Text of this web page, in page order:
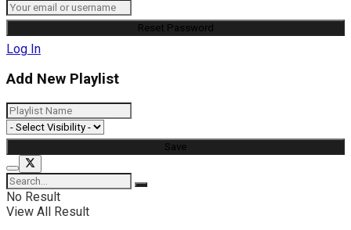
Log In
Add New Playlist
No Result
View All Result